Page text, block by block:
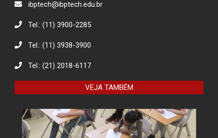
Baterias
Eco Eletrônicos: Promovendo a
Responsável
O combate à desinformação na
ibptech@ibptech.edu.br
Tel.: (11) 3900-2285
Tel.: (11) 3938-3900
Tel.: (21) 2018-6117
VEJA TAMBÉM